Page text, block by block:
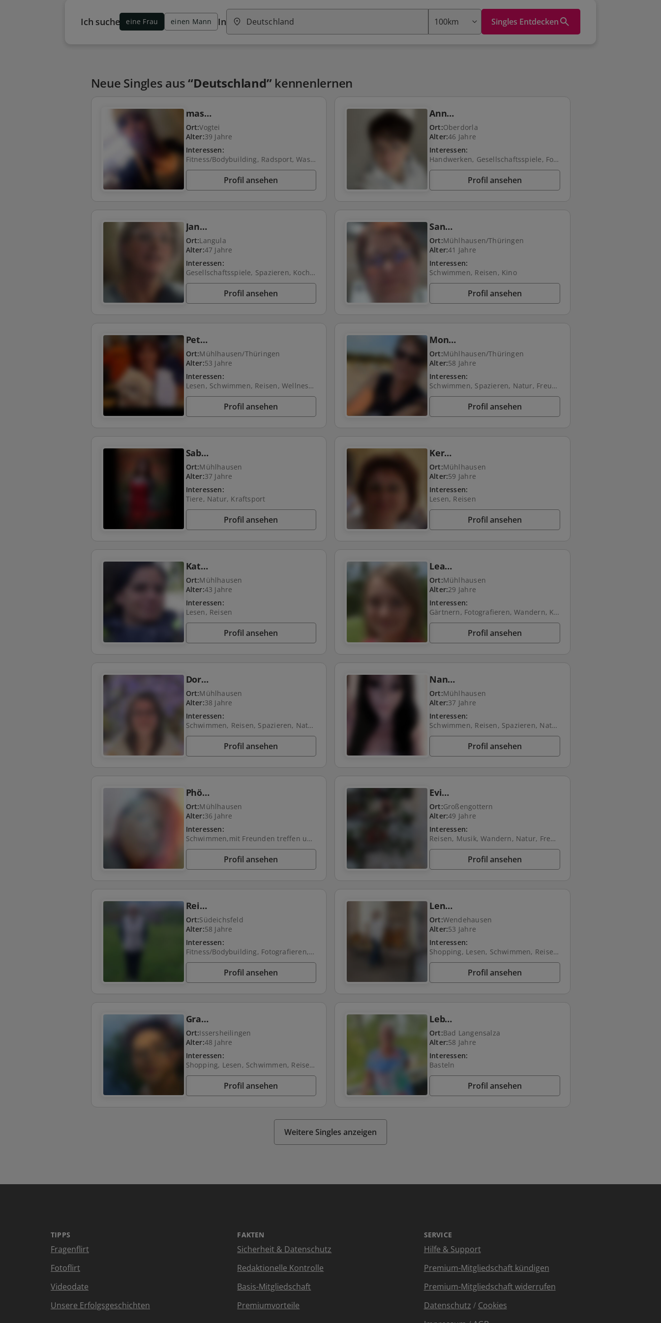
Ich suche eine Frau einen Mann In Singles Entdecken
Neue Singles aus“Deutschland”kennenlernen
mas…
Ort:Vogtei
Alter:39 Jahre
Interessen:
Fitness/Bodybuilding, Radsport, Wassersport, Shopping, Internet, Musikmachen, Malen/Zeichnen, Handwerken, Gesellschaftsspiele, Fotografieren, Lesen, Motorrad, Golf, Schwimmen, Reisen, Mountainbike, Radfahren, Musik, Walken, Wellness, Reiten, Fußball, Spazieren, Segeln, Laufen, Natur, Kochen, Tanzen, Camping, Zocken, Fahrrad fahren, Fitness, Tischtennis, Joggen, Angeln, Gartenarbeit, Klettern, Skifahren, Tauchen, Theater, Filme schauen, Backen
Profil ansehen
Ann…
Ort:Oberdorla
Alter:46 Jahre
Interessen:
Handwerken, Gesellschaftsspiele, Fotografieren, Reisen, Radfahren, Spazieren, Natur, Freunde treffen, Fahrrad fahren
Profil ansehen
Jan…
Ort:Langula
Alter:47 Jahre
Interessen:
Gesellschaftsspiele, Spazieren, Kochen, Hund
Profil ansehen
San…
Ort:Mühlhausen/Thüringen
Alter:41 Jahre
Interessen:
Schwimmen, Reisen, Kino
Profil ansehen
Pet…
Ort:Mühlhausen/Thüringen
Alter:53 Jahre
Interessen:
Lesen, Schwimmen, Reisen, Wellness, Spazieren, Natur, Kochen, Hund, Fahrrad fahren, Kino, Filme schauen, Backen
Profil ansehen
Mon…
Ort:Mühlhausen/Thüringen
Alter:58 Jahre
Interessen:
Schwimmen, Spazieren, Natur, Freunde treffen, Gartenarbeit
Profil ansehen
Sab…
Ort:Mühlhausen
Alter:37 Jahre
Interessen:
Tiere, Natur, Kraftsport
Profil ansehen
Ker…
Ort:Mühlhausen
Alter:59 Jahre
Interessen:
Lesen, Reisen
Profil ansehen
Kat…
Ort:Mühlhausen
Alter:43 Jahre
Interessen:
Lesen, Reisen
Profil ansehen
Lea…
Ort:Mühlhausen
Alter:29 Jahre
Interessen:
Gärtnern, Fotografieren, Wandern, Kochen, Backen
Profil ansehen
Dor…
Ort:Mühlhausen
Alter:38 Jahre
Interessen:
Schwimmen, Reisen, Spazieren, Natur, Kochen, Freunde treffen, Hund, Fahrrad fahren
Profil ansehen
Nan…
Ort:Mühlhausen
Alter:37 Jahre
Interessen:
Schwimmen, Reisen, Spazieren, Natur, Kochen, Freunde treffen, Hund, Fahrrad fahren
Profil ansehen
Phö…
Ort:Mühlhausen
Alter:36 Jahre
Interessen:
Schwimmen,mit Freunden treffen und gemeinsam Zeit verbringen
Profil ansehen
Evi…
Ort:Großengottern
Alter:49 Jahre
Interessen:
Reisen, Musik, Wandern, Natur, Freunde treffen, Tanzen, Skifahren
Profil ansehen
Rei…
Ort:Südeichsfeld
Alter:58 Jahre
Interessen:
Fitness/Bodybuilding, Fotografieren, Lesen, Natur, Freunde treffen, Fahrrad fahren, Gartenarbeit
Profil ansehen
Len…
Ort:Wendehausen
Alter:53 Jahre
Interessen:
Shopping, Lesen, Schwimmen, Reisen, Wellness, Spazieren, Natur, Freunde treffen, Kino, Theater, Filme schauen
Profil ansehen
Gra…
Ort:Issersheilingen
Alter:48 Jahre
Interessen:
Shopping, Lesen, Schwimmen, Reisen, Wellness, Spazieren, Natur, Freunde treffen, Kino, Theater, Filme schauen
Profil ansehen
Leb…
Ort:Bad Langensalza
Alter:58 Jahre
Interessen:
Basteln
Profil ansehen
Weitere Singles anzeigen
TIPPS
Fragenflirt
Fotoflirt
Videodate
Unsere Erfolgsgeschichten
FAKTEN
Sicherheit & Datenschutz
Redaktionelle Kontrolle
Basis-Mitgliedschaft
Premiumvorteile
SERVICE
Hilfe & Support
Premium-Mitgliedschaft kündigen
Premium-Mitgliedschaft widerrufen
Datenschutz / Cookies